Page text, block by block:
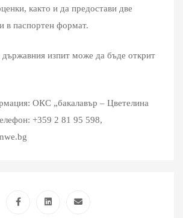
както и да предостави две
в паспортен формат.
изпит може да бъде открит
ОКС „бакалавър – Цветелина
+359 2 81 95 598,